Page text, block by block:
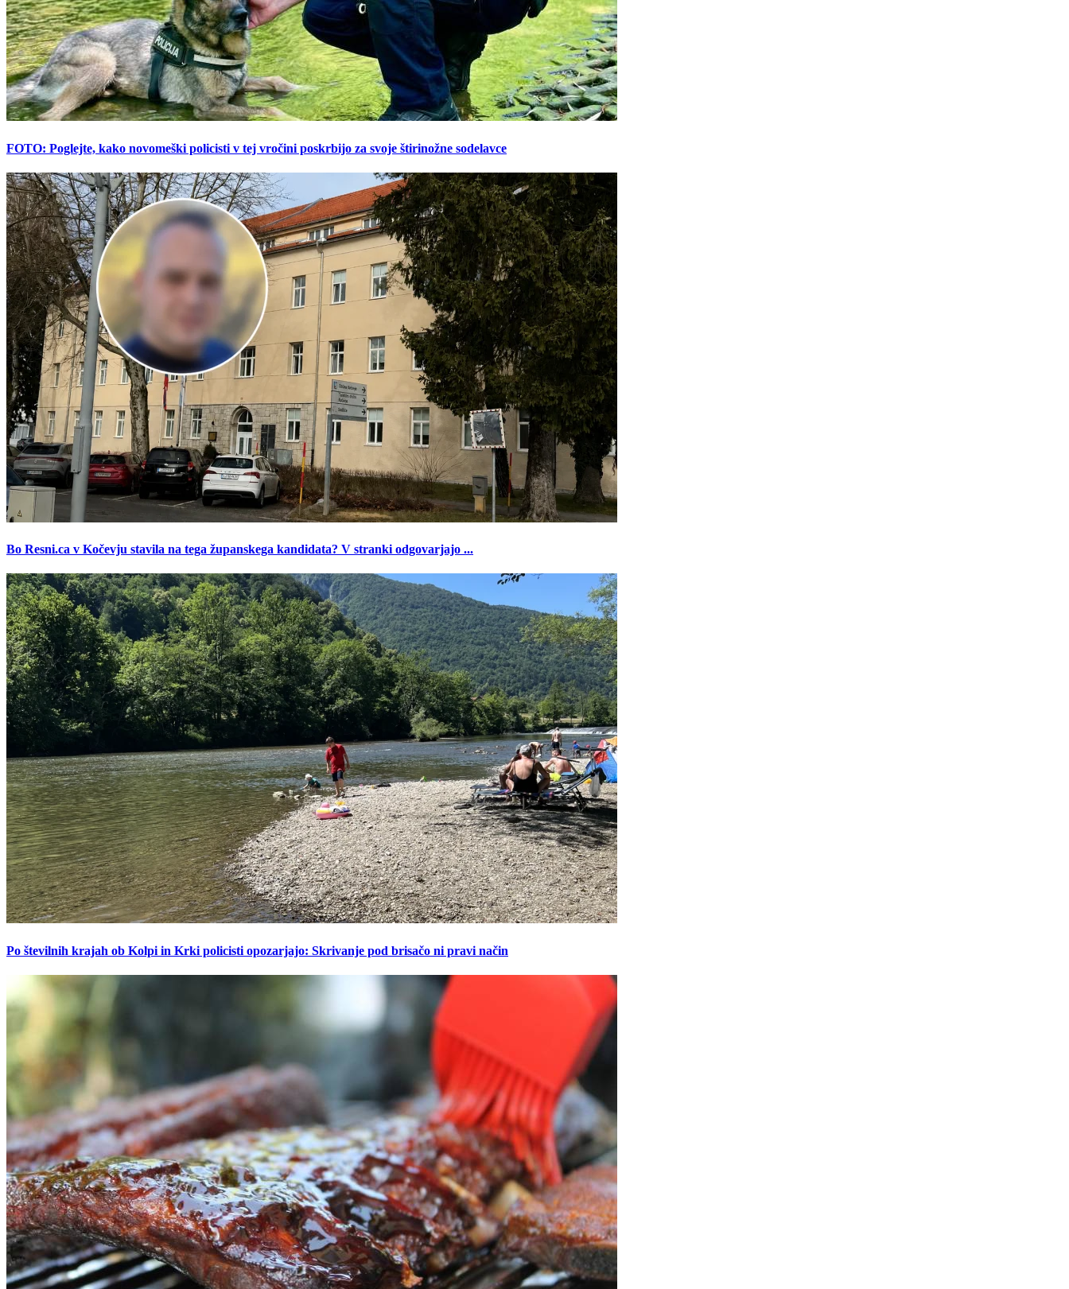
FOTO: Poglejte, kako novomeški policisti v tej vročini poskrbijo za svoje štirinožne sodelavce
Bo Resni.ca v Kočevju stavila na tega županskega kandidata? V stranki odgovarjajo ...
Po številnih krajah ob Kolpi in Krki policisti opozarjajo: Skrivanje pod brisačo ni pravi način
Prijavi se na cajtng